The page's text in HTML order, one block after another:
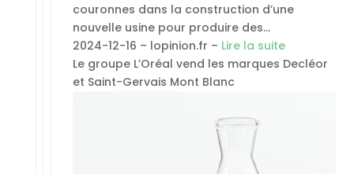
couronnes dans la construction d’une
nouvelle usine pour produire des…
2024-12-16 – lopinion.fr – Lire la suite
Le groupe L’Oréal vend les marques Decléor
et Saint-Gervais Mont Blanc